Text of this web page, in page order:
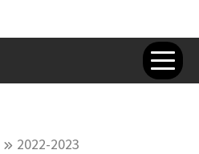
2022-2023